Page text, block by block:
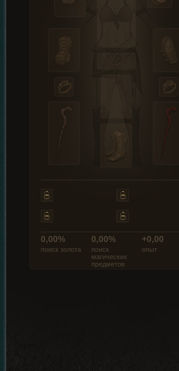
0,00%
поиск золота
0,00%
поиск
магических
предметов
+0,00
опыт